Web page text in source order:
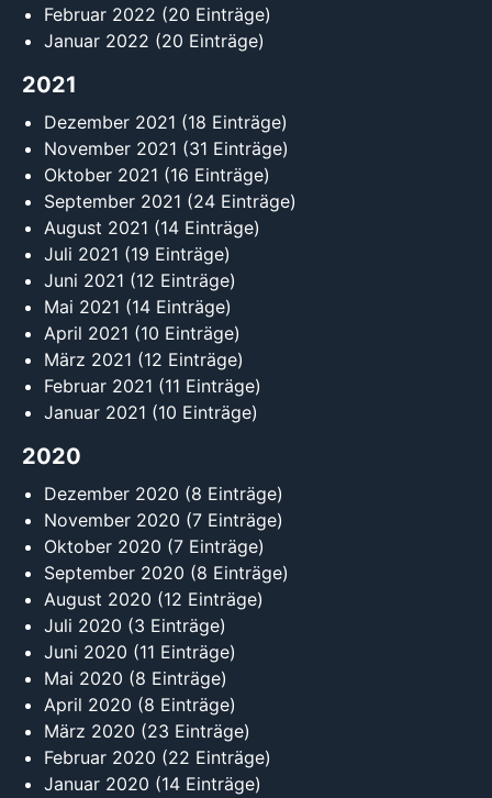
Februar 2022 (20 Einträge)
Januar 2022 (20 Einträge)
2021
Dezember 2021 (18 Einträge)
November 2021 (31 Einträge)
Oktober 2021 (16 Einträge)
September 2021 (24 Einträge)
August 2021 (14 Einträge)
Juli 2021 (19 Einträge)
Juni 2021 (12 Einträge)
Mai 2021 (14 Einträge)
April 2021 (10 Einträge)
März 2021 (12 Einträge)
Februar 2021 (11 Einträge)
Januar 2021 (10 Einträge)
2020
Dezember 2020 (8 Einträge)
November 2020 (7 Einträge)
Oktober 2020 (7 Einträge)
September 2020 (8 Einträge)
August 2020 (12 Einträge)
Juli 2020 (3 Einträge)
Juni 2020 (11 Einträge)
Mai 2020 (8 Einträge)
April 2020 (8 Einträge)
März 2020 (23 Einträge)
Februar 2020 (22 Einträge)
Januar 2020 (14 Einträge)